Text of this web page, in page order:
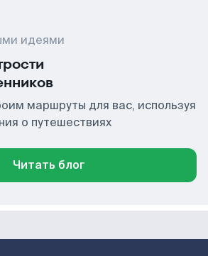
идеями
маршруты для вас, используя
о путешествиях
Читать блог